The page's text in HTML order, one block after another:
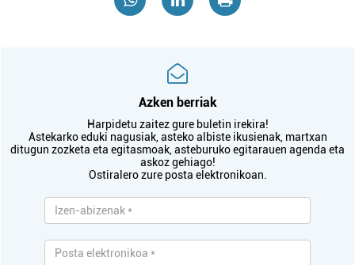
Azken berriak
Harpidetu zaitez gure buletin irekira!
Astekarko eduki nagusiak, asteko albiste ikusienak, martxan
ditugun zozketa eta egitasmoak, asteburuko egitarauen agenda eta
askoz gehiago!
Ostiralero zure posta elektronikoan.